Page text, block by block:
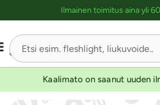
Ilmainen toimitus aina yli
Kaalimato on saanut uuden